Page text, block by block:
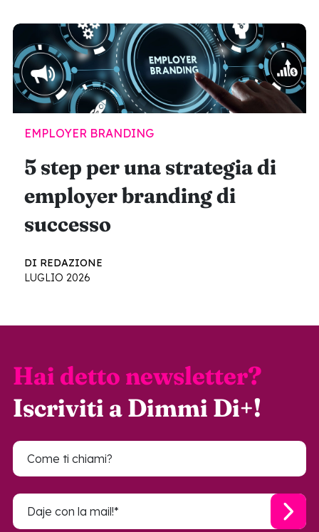
EMPLOYER BRANDING
5 step per una strategia di
employer branding di
successo
DI REDAZIONE
LUGLIO 2026
Hai detto newsletter?
Iscriviti a Dimmi Di+!